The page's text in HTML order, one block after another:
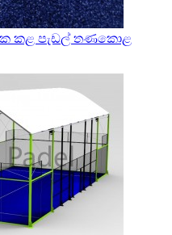
කළ පැඩල් තණකොළ